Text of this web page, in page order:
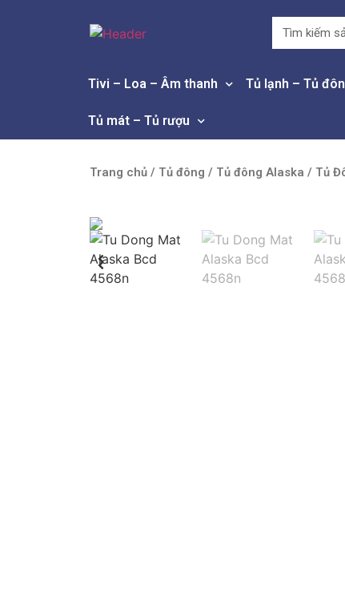
Tivi – Loa – Âm thanh Tủ lạnh – Tủ
Tủ mát – Tủ rượu
Trang chủ / Tủ đông / Tủ đông Alaska / Tủ